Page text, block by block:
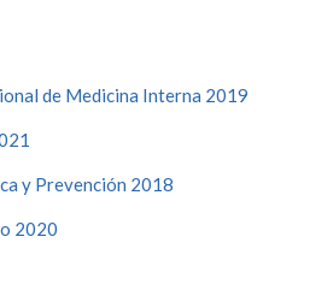
de Medicina Interna 2019
y Prevención 2018
2020